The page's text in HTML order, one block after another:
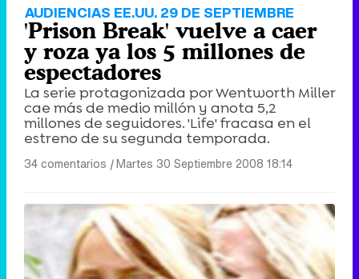
AUDIENCIAS EE.UU. 29 DE SEPTIEMBRE
'Prison Break' vuelve a caer
y roza ya los 5 millones de
espectadores
La serie protagonizada por Wentworth Miller
cae más de medio millón y anota 5,2
millones de seguidores. 'Life' fracasa en el
estreno de su segunda temporada.
34 comentarios |Martes 30 Septiembre 2008 18:14